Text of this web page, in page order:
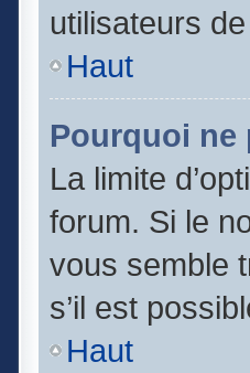
utilisateurs
Haut
Pourquoi ne
La limite
forum. Si le
vous semble
s’il est
Haut